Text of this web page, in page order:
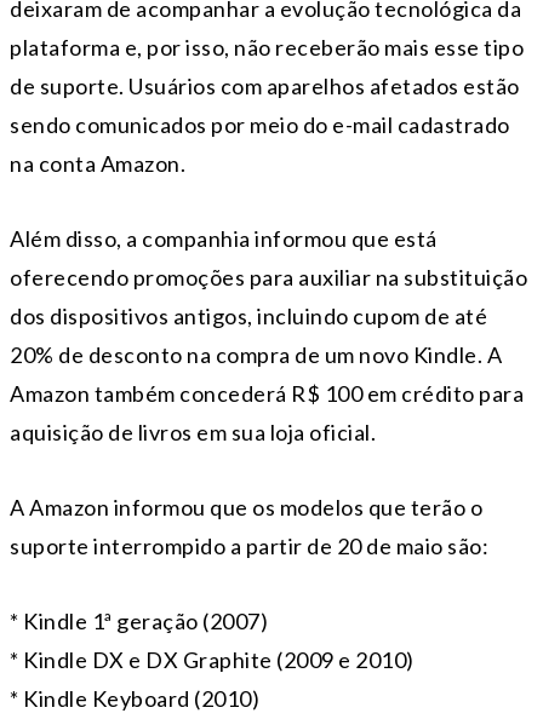
deixaram de acompanhar a evolução tecnológica da
plataforma e, por isso, não receberão mais esse tipo
de suporte. Usuários com aparelhos afetados estão
sendo comunicados por meio do e-mail cadastrado
na conta Amazon.
Além disso, a companhia informou que está
oferecendo promoções para auxiliar na substituição
dos dispositivos antigos, incluindo cupom de até
20% de desconto na compra de um novo Kindle. A
Amazon também concederá R$ 100 em crédito para
aquisição de livros em sua loja oficial.
A Amazon informou que os modelos que terão o
suporte interrompido a partir de 20 de maio são:
* Kindle 1ª geração (2007)
* Kindle DX e DX Graphite (2009 e 2010)
* Kindle Keyboard (2010)